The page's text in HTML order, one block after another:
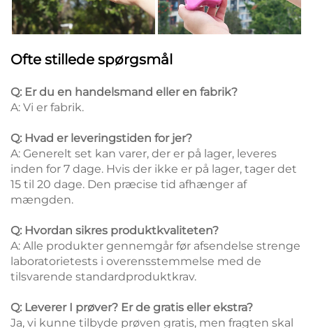
Ofte stillede spørgsmål
Q: Er du en handelsmand eller en fabrik?
A: Vi er fabrik.
Q: Hvad er leveringstiden for jer?
A: Generelt set kan varer, der er på lager, leveres
inden for 7 dage. Hvis der ikke er på lager, tager det
15 til 20 dage. Den præcise tid afhænger af
mængden.
Q: Hvordan sikres produktkvaliteten?
A: Alle produkter gennemgår før afsendelse strenge
laboratorietests i overensstemmelse med de
tilsvarende standardproduktkrav.
Q: Leverer I prøver? Er de gratis eller ekstra?
Ja, vi kunne tilbyde prøven gratis, men fragten skal